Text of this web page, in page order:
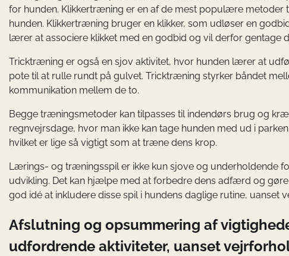
for hunden. Klikkertræning er en af de mest populære
hunden. Klikkertræning bruger en klikker, som udløser en
lærer at associere klikket med en godbid og vil derfor gentage
Tricktræning er også en sjov aktivitet, hvor hunden lærer at
pote til at rulle rundt på gulvet. Tricktræning styrker båndet
kommunikation mellem de to.
Begge træningsmetoder kan tilpasses til indendørs brug og
regnvejrsdage, hvor man ikke kan tage hunden med ud i
hvilket er lige så vigtigt som at træne dens krop.
Lærings- og træningsspil er ikke kun sjove og underholdende
udvikling. Det kan hjælpe med at forbedre dens adfærd og
god idé at inkludere disse spil i hundens daglige rutine, uanset
Afslutning og opsummering af
udfordrende aktiviteter, uanset